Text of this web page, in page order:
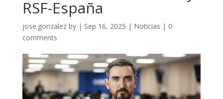
RSF-España
jose.gonzalezby | Sep 16, 2025 | Noticias | 0
comments